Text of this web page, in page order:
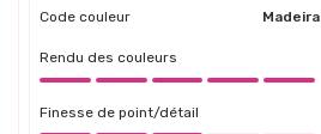
Code couleur Madeira
Rendu des couleurs
Finesse de point/détail